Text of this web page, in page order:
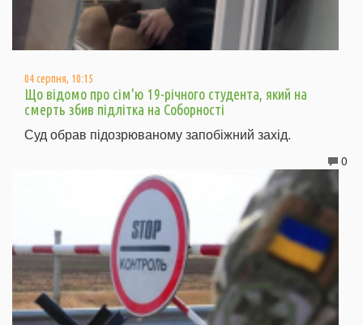
04 серпня, 10:15
Що відомо про сім'ю 19-річного студента, який на
смерть збив підлітка на Соборності
Суд обрав підозрюваному запобіжний захід.
0